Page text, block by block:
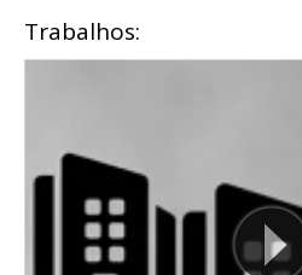
Trabalhos: